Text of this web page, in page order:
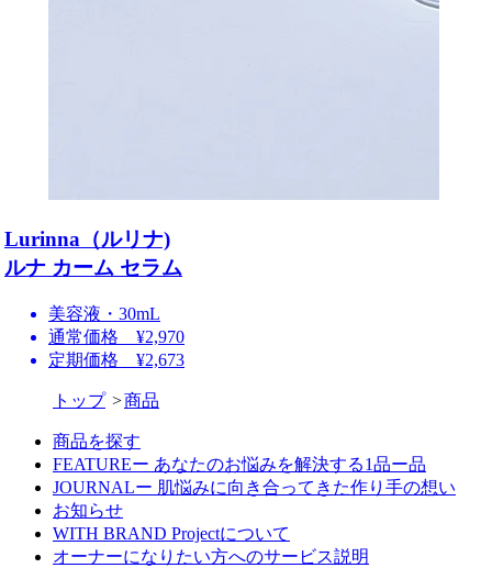
Lurinna（ルリナ)
ルナ カーム セラム
美容液・30mL
通常価格 ¥2,970
定期価格 ¥2,673
トップ 商品
商品を探す
FEATUREー あなたのお悩みを解決する1品ー品
JOURNALー 肌悩みに向き合ってきた作り手の想い
お知らせ
WITH BRAND Projectについて
オーナーになりたい方へのサービス説明